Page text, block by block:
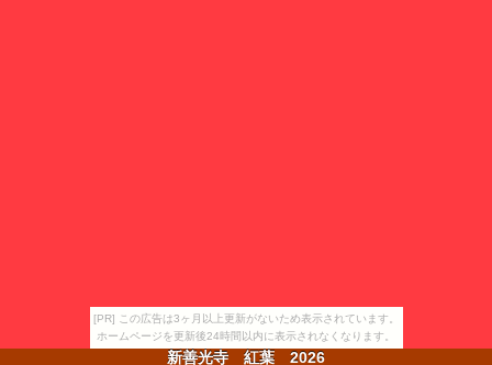
[PR] この広告は3ヶ月以上更新がないため表示されています。
ホームページを更新後24時間以内に表示されなくなります。
新善光寺 紅葉 2026